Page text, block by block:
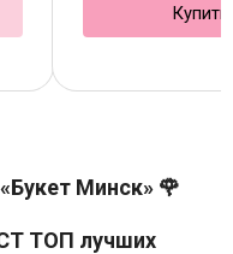
Купить!
Минск» 🌹
ТОП лучших